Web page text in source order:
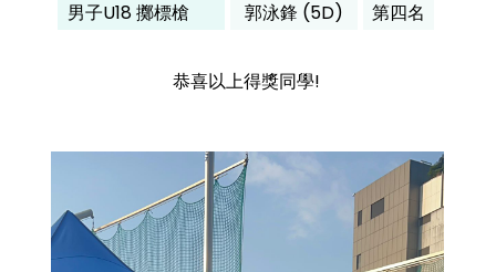
男子U18 擲標槍
郭泳鋒 (5D) 第四名
恭喜以上得獎同學!